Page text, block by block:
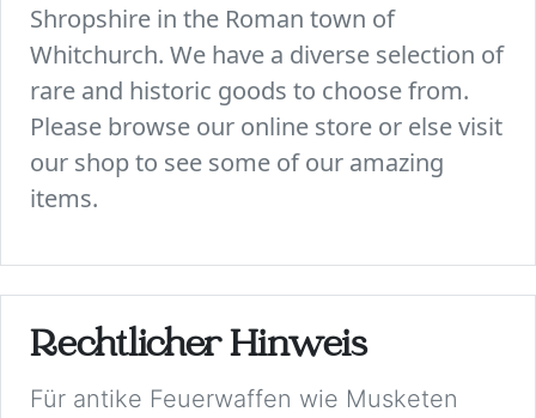
Shropshire in the Roman town of
Whitchurch. We have a diverse selection of
rare and historic goods to choose from.
Please browse our online store or else visit
our shop to see some of our amazing
items.
Rechtlicher Hinweis
Für antike Feuerwaffen wie Musketen